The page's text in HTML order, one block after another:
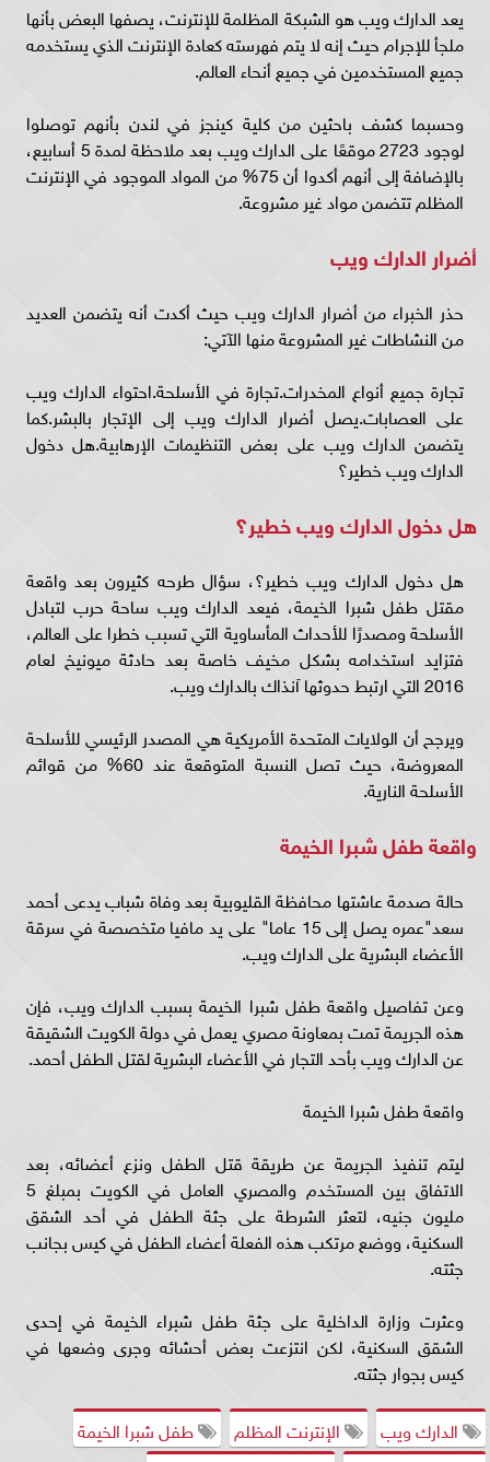
يعد الدارك ويب هو الشبكة المظلمة للإنترنت، يصفها البعض بأنها
ملجأ للإجرام حيث إنه لا يتم فهرسته كعادة الإنترنت الذي يستخدمه
جميع المستخدمين في جميع أنحاء العالم.
وحسبما كشف باحثين من كلية كينجز في لندن بأنهم توصلوا
لوجود 2723 موقعًا على الدارك ويب بعد ملاحظة لمدة 5 أسابيع،
بالإضافة إلى أنهم أكدوا أن 75% من المواد الموجود في الإنترنت
المظلم تتضمن مواد غير مشروعة.
أضرار الدارك ويب
حذر الخبراء من أضرار الدارك ويب حيث أكدت أنه يتضمن العديد
من النشاطات غير المشروعة منها الآتي:
تجارة جميع أنواع المخدرات.تجارة في الأسلحة.احتواء الدارك ويب
على العصابات.يصل أضرار الدارك ويب إلى الإتجار بالبشر.كما
يتضمن الدارك ويب على بعض التنظيمات الإرهابية.هل دخول
الدارك ويب خطير؟
هل دخول الدارك ويب خطير؟
هل دخول الدارك ويب خطير؟، سؤال طرحه كثيرون بعد واقعة
مقتل طفل شبرا الخيمة، فيعد الدارك ويب ساحة حرب لتبادل
الأسلحة ومصدرًا للأحداث المأساوية التي تسبب خطرا على العالم،
فتزايد استخدامه بشكل مخيف خاصة بعد حادثة ميونيخ لعام
2016 التي ارتبط حدوثها آنذاك بالدارك ويب.
ويرجح أن الولايات المتحدة الأمريكية هي المصدر الرئيسي للأسلحة
المعروضة، حيث تصل النسبة المتوقعة عند 60% من قوائم
الأسلحة النارية.
واقعة طفل شبرا الخيمة
حالة صدمة عاشتها محافظة القليوبية بعد وفاة شباب يدعى أحمد
سعد"عمره يصل إلى 15 عاما" على يد مافيا متخصصة في سرقة
الأعضاء البشرية على الدارك ويب.
وعن تفاصيل واقعة طفل شبرا الخيمة بسبب الدارك ويب، فإن
هذه الجريمة تمت بمعاونة مصري يعمل في دولة الكويت الشقيقة
عن الدارك ويب بأحد التجار في الأعضاء البشرية لقتل الطفل أحمد.
واقعة طفل شبرا الخيمة
ليتم تنفيذ الجريمة عن طريقة قتل الطفل ونزع أعضائه، بعد
الاتفاق بين المستخدم والمصري العامل في الكويت بمبلغ 5
مليون جنيه، لتعثر الشرطة على جثة الطفل في أحد الشقق
السكنية، ووضع مرتكب هذه الفعلة أعضاء الطفل في كيس بجانب
جثته.
وعثرت وزارة الداخلية على جثة طفل شبراء الخيمة في إحدى
الشقق السكنية، لكن انتزعت بعض أحشائه وجرى وضعها في
كيس بجوار جثته.
الدارك ويب
الإنترنت المظلم
طفل شبرا الخيمة